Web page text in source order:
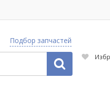
Подбор запчастей